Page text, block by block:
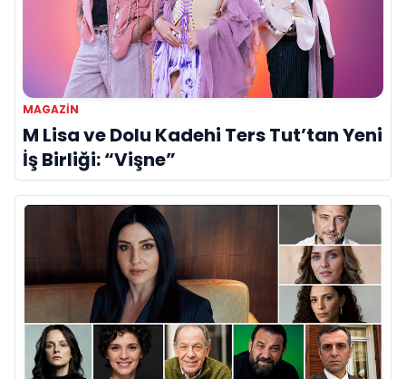
MAGAZIN
M Lisa ve Dolu Kadehi Ters Tut’tan Yeni
İş Birliği: “Vişne”